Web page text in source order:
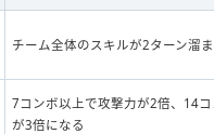
チーム全体のスキルが2ターン溜
7コンボ以上で攻撃力が2倍、14
が3倍になる